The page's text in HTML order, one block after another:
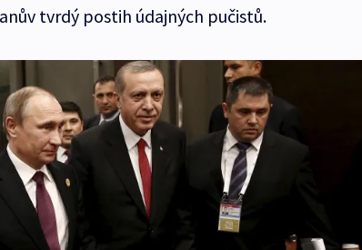
tvrdý postih údajných pučistů.